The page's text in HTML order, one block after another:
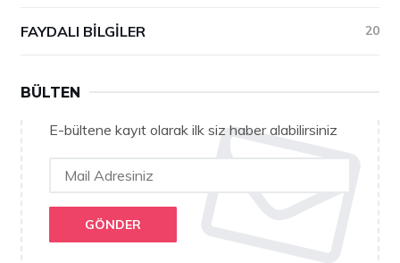
FAYDALI BILGILER 20
BÜLTEN
E-bültene kayıt olarak ilk siz haber alabilirsiniz
GÖNDER